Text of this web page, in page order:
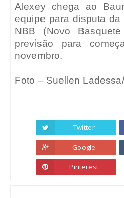
Alexey chega ao
equipe para disputa
NBB (Novo
previsão para
novembro.
Foto – Suellen
Twitter
Google
Pinterest